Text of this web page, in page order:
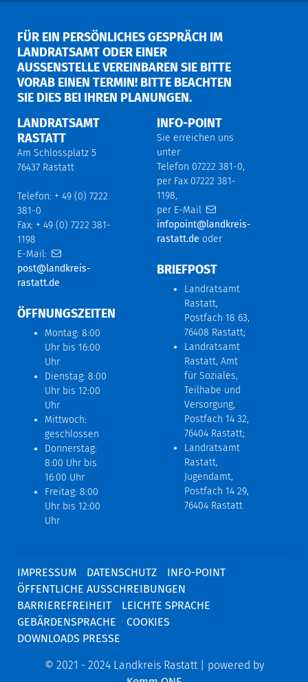
FÜR EIN PERSÖNLICHES GESPRÄCH IM
LANDRATSAMT ODER EINER
AUSSENSTELLE VEREINBAREN SIE BITTE V
ORAB EINEN TERMIN! BITTE BEACHTEN S
IE DIES BEI IHREN PLANUNGEN.
LANDRATSAMT
RASTATT
Am Schlossplatz 5
76437 Rastatt
Telefon: + 49 (0) 7222
381-0
Fax: + 49 (0) 7222 381-
1198
E-Mail:
post@landkreis-
rastatt.de
ÖFFNUNGSZEITEN
Montag: 8:00
Uhr bis 16:00
Uhr
Dienstag: 8:00
Uhr bis 12:00
Uhr
Mittwoch:
geschlossen
Donnerstag:
8:00 Uhr bis
16:00 Uhr
Freitag: 8:00
Uhr bis 12:00
Uhr
INFO-POINT
Sie erreichen uns
unter
Telefon 07222 381-0,
per Fax 07222 381-
1198,
per E-Mail
infopoint@landkreis-
rastatt.de oder
BRIEFPOST
Landratsamt
Rastatt,
Postfach 18 63,
76408 Rastatt;
Landratsamt
Rastatt, Amt
für Soziales,
Teilhabe und
Versorgung,
Postfach 14 32,
76404 Rastatt;
Landratsamt
Rastatt,
Jugendamt,
Postfach 14 29,
76404 Rastatt
IMPRESSUM DATENSCHUTZ
INFO-POINT
ÖFFENTLICHE AUSSCHREIBUNGEN
BARRIEREFREIHEIT
LEICHTE SPRACHE
GEBÄRDENSPRACHE
COOKIES
DOWNLOADS PRESSE
© 2021 - 2024 Landkreis Rastatt | powered by